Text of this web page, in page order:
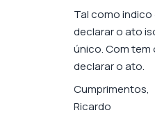
Tal como indico
declarar o ato
único. Com
declarar o ato.
Cumprimentos,
Ricardo